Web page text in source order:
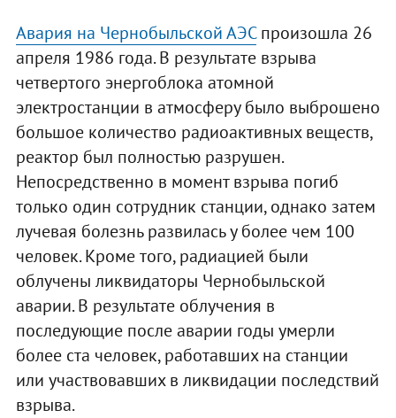
Авария на Чернобыльской АЭСпроизошла 26
апреля 1986 года. В результате взрыва
четвертого энергоблока атомной
электростанции в атмосферу было выброшено
большое количество радиоактивных веществ,
реактор был полностью разрушен.
Непосредственно в момент взрыва погиб
только один сотрудник станции, однако затем
лучевая болезнь развилась у более чем 100
человек. Кроме того, радиацией были
облучены ликвидаторы Чернобыльской
аварии. В результате облучения в
последующие после аварии годы умерли
более ста человек, работавших на станции
или участвовавших в ликвидации последствий
взрыва.